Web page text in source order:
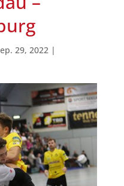
29, 2022|